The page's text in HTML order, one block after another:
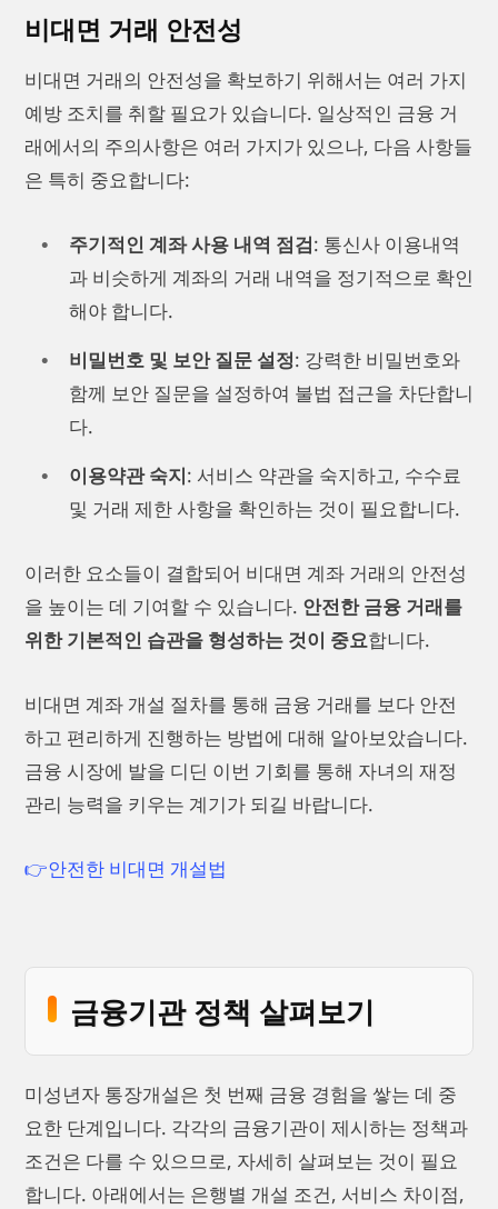
비대면 거래 안전성
비대면 거래의 안전성을 확보하기 위해서는 여러 가지
예방 조치를 취할 필요가 있습니다. 일상적인 금융 거
래에서의 주의사항은 여러 가지가 있으나, 다음 사항들
은 특히 중요합니다:
주기적인 계좌 사용 내역 점검: 통신사 이용내역
과 비슷하게 계좌의 거래 내역을 정기적으로 확인
해야 합니다.
비밀번호 및 보안 질문 설정: 강력한 비밀번호와
함께 보안 질문을 설정하여 불법 접근을 차단합니
다.
이용약관 숙지: 서비스 약관을 숙지하고, 수수료
및 거래 제한 사항을 확인하는 것이 필요합니다.
이러한 요소들이 결합되어 비대면 계좌 거래의 안전성
을 높이는 데 기여할 수 있습니다. 안전한 금융 거래를
위한 기본적인 습관을 형성하는 것이 중요합니다.
비대면 계좌 개설 절차를 통해 금융 거래를 보다 안전
하고 편리하게 진행하는 방법에 대해 알아보았습니다.
금융 시장에 발을 디딘 이번 기회를 통해 자녀의 재정
관리 능력을 키우는 계기가 되길 바랍니다.
👉안전한 비대면 개설법
금융기관 정책 살펴보기
미성년자 통장개설은 첫 번째 금융 경험을 쌓는 데 중
요한 단계입니다. 각각의 금융기관이 제시하는 정책과
조건은 다를 수 있으므로, 자세히 살펴보는 것이 필요
합니다. 아래에서는 은행별 개설 조건, 서비스 차이점,